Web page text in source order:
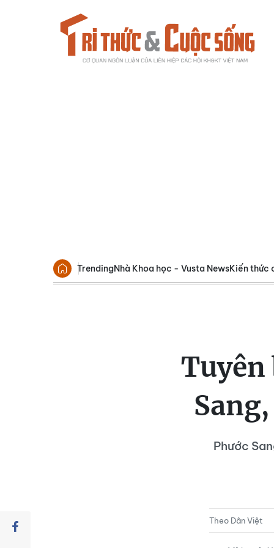
TrendingNhà Khoa học - Vusta NewsKiến thức
Tuyên
Phước
Theo Dân Việt